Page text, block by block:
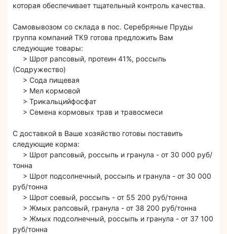
которая обеспечивает тщательный контроль качества.
Самовывозом со склада в пос. Серебряные Пруды
группа компаний ТК9 готова предложить Вам
следующие товары:
> Шрот рапсовый, протеин 41%, россыпь
(Содружество)
> Сода пищевая
> Мел кормовой
> Трикальцийфосфат
> Семена кормовых трав и травосмеси
С доставкой в Ваше хозяйство готовы поставить
следующие корма:
> Шрот рапсовый, россыпь и гранула - от 30 000 руб/
тонна
> Шрот подсолнечный, россыпь и гранула - от 30 000
руб/тонна
> Шрот соевый, россыпь - от 55 200 руб/тонна
> Жмых рапсовый, гранула - от 38 200 руб/тонна
> Жмых подсолнечный, россыпь и гранула - от 37 100
руб/тонна